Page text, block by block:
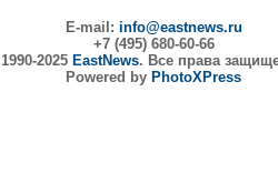
E-mail: info@eastnews.ru
+7 (495) 680-60-66
1990-2025 EastNews. Все права
Powered by PhotoXPress